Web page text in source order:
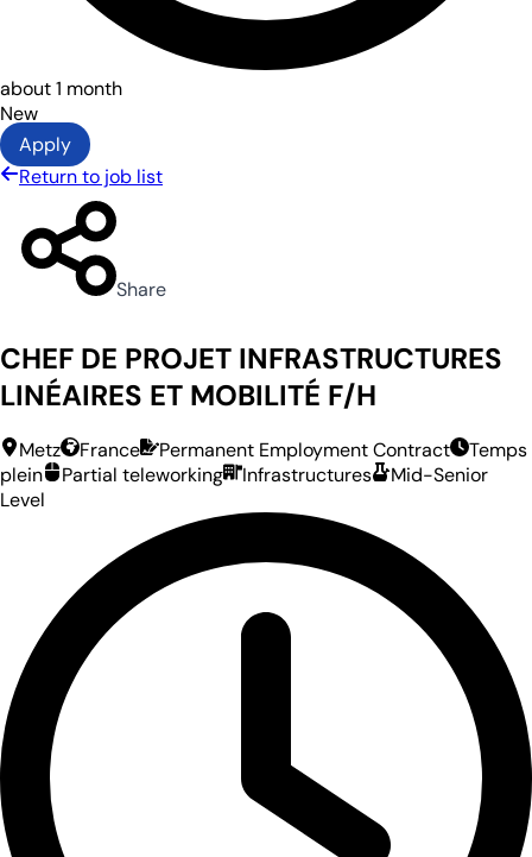
about 1 month
New
Apply
Return to job list
Share
CHEF DE PROJET INFRASTRUCTURES
LINÉAIRES ET MOBILITÉ F/H
Metz France Permanent Employment Contract
Temps
plein
Partial teleworking Infrastructures
Mid-Senior
Level